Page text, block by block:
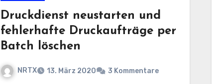
Druckdienst neustarten und
fehlerhafte Druckaufträge per
Batch löschen
NRTX 13. März 2020 3 Kommentare